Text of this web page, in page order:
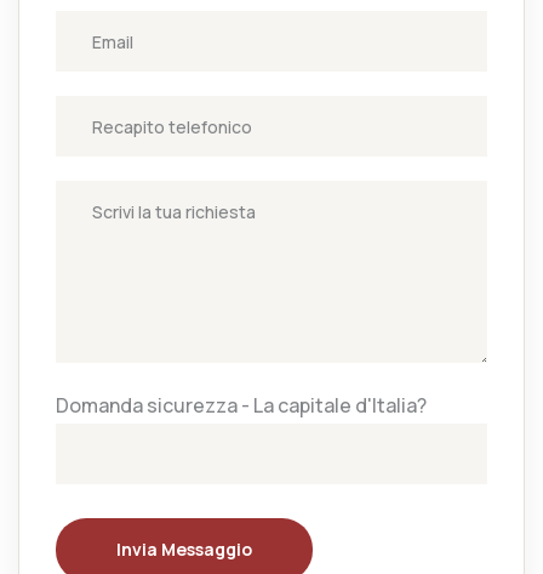
Domanda sicurezza - La capitale d'Italia?
Invia Messaggio